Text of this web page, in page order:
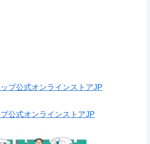
公式オンラインストアJP